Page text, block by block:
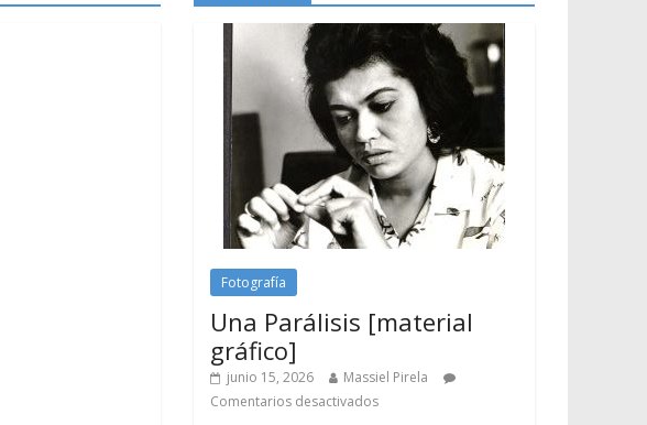
Fotografía
Una Parálisis [material
gráfico]
junio 15, 2026
Massiel Pirela
Comentarios desactivados